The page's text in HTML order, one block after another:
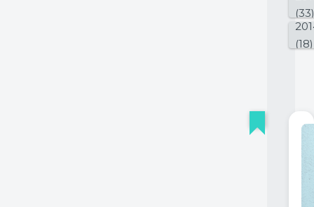
(18)